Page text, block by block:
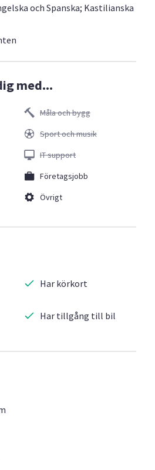
och Spanska; Kastilianska
med...
Måla och bygg
Sport och musik
IT support
Företagsjobb
Övrigt
Har körkort
Har tillgång till bil